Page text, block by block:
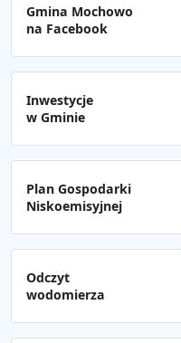
Gmina Mochowo
na Facebook
Inwestycje
w Gminie
Plan Gospodarki
Niskoemisyjnej
Odczyt
wodomierza